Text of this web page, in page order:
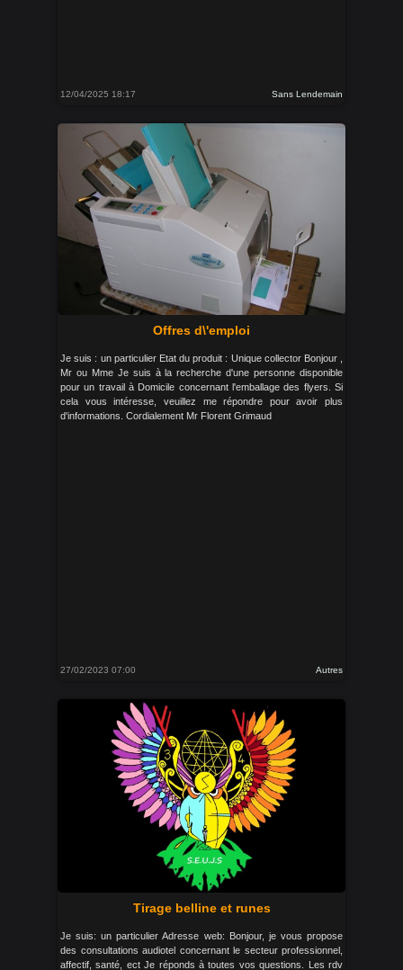
12/04/2025 18:17 Sans Lendemain
Offres d\'emploi
Je suis : un particulier Etat du produit : Unique collector Bonjour ,
Mr ou Mme Je suis à la recherche d'une personne disponible
pour un travail à Domicile concernant l'emballage des flyers. Si
cela vous intéresse, veuillez me répondre pour avoir plus
d'informations. Cordialement Mr Florent Grimaud
27/02/2023 07:00 Autres
Tirage belline et runes
Je suis: un particulier Adresse web: Bonjour, je vous propose
des consultations audiotel concernant le secteur professionnel,
affectif, santé, ect Je réponds à toutes vos questions. Les rdv